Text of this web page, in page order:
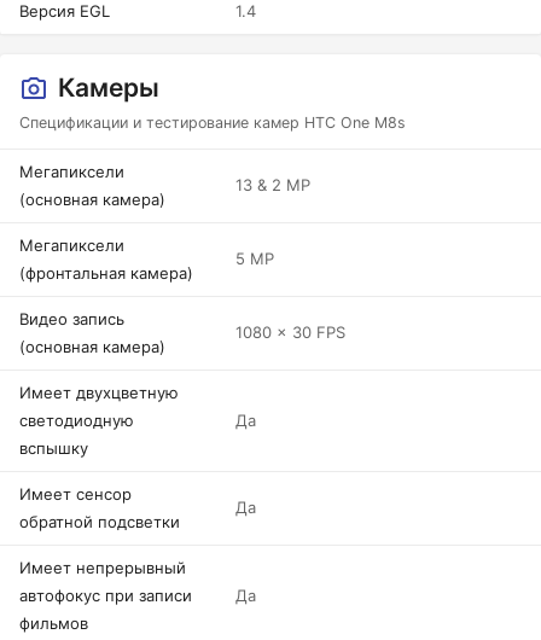
Версия EGL 1.4
Камеры
Спецификации и тестирование камер HTC One M8s
Мегапиксели
(основная камера)
13 & 2 MP
Мегапиксели
(фронтальная камера)
5 MP
Видео запись
(основная камера)
1080 x 30 FPS
Имеет двухцветную
светодиодную
вспышку
Да
Имеет сенсор
обратной подсветки
Да
Имеет непрерывный
автофокус при записи
фильмов
Да